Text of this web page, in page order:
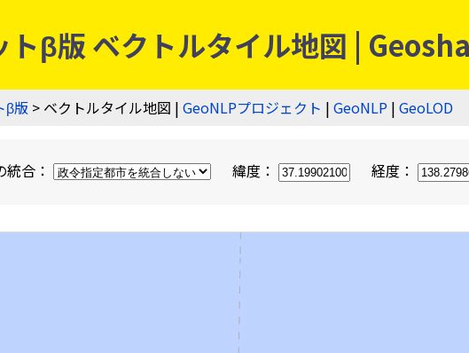
β版 ベクトルタイル地図 |
β版 > ベクトルタイル地図 | GeoNLPプロジェクト | GeoNLP | GeoLOD
合： 緯度： 経度：